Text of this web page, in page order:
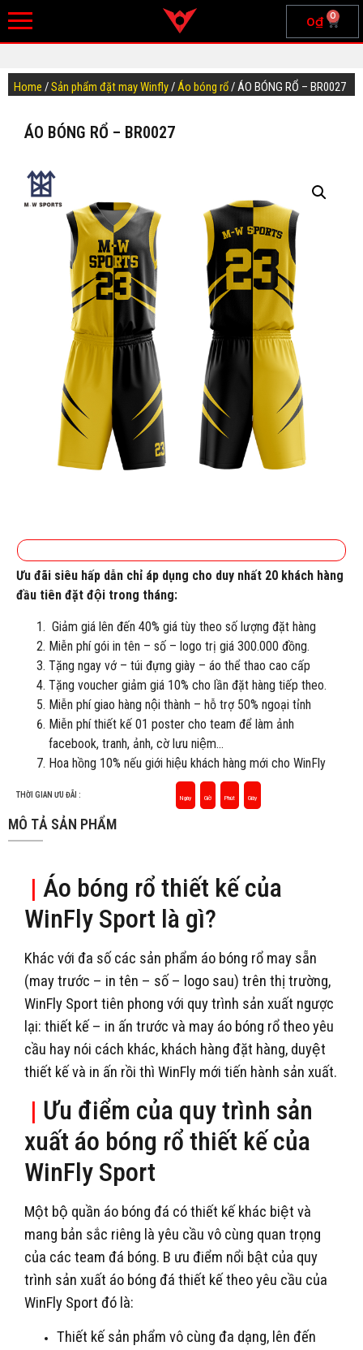
0₫ 0
Home /Sản phẩm đặt may Winfly/Áo bóng rổ/ ÁO BÓNG RỔ – BR0027
ÁO BÓNG RỔ – BR0027
Ưu đãi siêu hấp dẫn chỉ áp dụng cho duy nhất 20 khách hàng
đầu tiên đặt đội trong tháng:
Giảm giá lên đến 40% giá tùy theo số lượng đặt hàng
Miễn phí gói in tên – số – logo trị giá 300.000 đồng.
Tặng ngay vớ – túi đựng giày – áo thể thao cao cấp
Tặng voucher giảm giá 10% cho lần đặt hàng tiếp theo.
Miễn phí giao hàng nội thành – hỗ trợ 50% ngoại tỉnh
Miễn phí thiết kế 01 poster cho team để làm ảnh
facebook, tranh, ảnh, cờ lưu niệm…
Hoa hồng 10% nếu giới hiệu khách hàng mới cho WinFly
THỜI GIAN ƯU ĐÃI : Ngày Giờ Phút Giây
MÔ TẢ SẢN PHẨM
| Áo bóng rổ thiết kế của
WinFly Sport là gì?
Khác với đa số các sản phẩm áo bóng rổ may sẵn
(may trước – in tên – số – logo sau) trên thị trường,
WinFly Sport tiên phong với quy trình sản xuất ngược
lại: thiết kế – in ấn trước và may áo bóng rổ theo yêu
cầu hay nói cách khác, khách hàng đặt hàng, duyệt
thiết kế và in ấn rồi thì WinFly mới tiến hành sản xuất.
| Ưu điểm của quy trình sản
xuất áo bóng rổ thiết kế của
WinFly Sport
Một bộ quần áo bóng đá có thiết kế khác biệt và
mang bản sắc riêng là yêu cầu vô cùng quan trọng
của các team đá bóng. B ưu điểm nổi bật của quy
trình sản xuất áo bóng đá thiết kế theo yêu cầu của
WinFly Sport đó là:
Thiết kế sản phẩm vô cùng đa dạng, lên đến